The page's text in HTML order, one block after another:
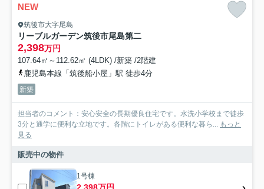
NEW
筑後市大字尾島
リーブルガーデン筑後市尾島第二
2,398万円
107.64㎡～112.62㎡ (4LDK) /新築 /2階建
鹿児島本線「筑後船小屋」駅 徒歩4分
新築
担当者のコメント：安心安全の長期優良住宅です。水洗小学校まで徒歩
3分と通学に便利な立地です。各階にトイレがある便利な暮ら... もっと
見る
販売中の物件
1号棟